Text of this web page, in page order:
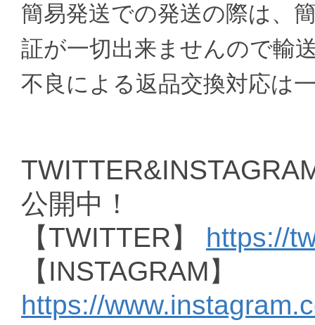
簡易発送での発送の際は、
証が一切出来ませんので輸
不良による返品交換対応は
公開中！
【TWITTER】 https://
【INSTAGRAM】
https://